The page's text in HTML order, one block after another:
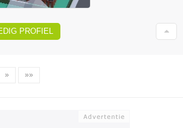
PROFIEL
» »»